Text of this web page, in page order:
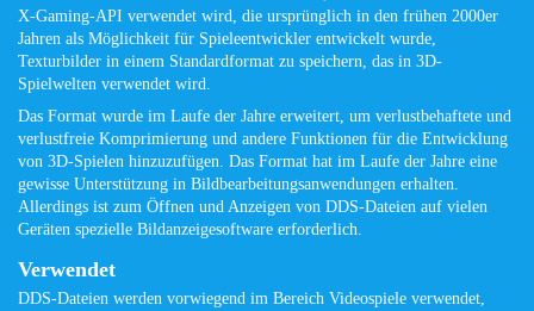
X-Gaming-API verwendet wird, die ursprünglich in den frühen 2000er
Jahren als Möglichkeit für Spieleentwickler entwickelt wurde,
Texturbilder in einem Standardformat zu speichern, das in 3D-
Spielwelten verwendet wird.
Das Format wurde im Laufe der Jahre erweitert, um verlustbehaftete und
verlustfreie Komprimierung und andere Funktionen für die Entwicklung
von 3D-Spielen hinzuzufügen. Das Format hat im Laufe der Jahre eine
gewisse Unterstützung in Bildbearbeitungsanwendungen erhalten.
Allerdings ist zum Öffnen und Anzeigen von DDS-Dateien auf vielen
Geräten spezielle Bildanzeigesoftware erforderlich.
Verwendet
DDS-Dateien werden vorwiegend im Bereich Videospiele verwendet,